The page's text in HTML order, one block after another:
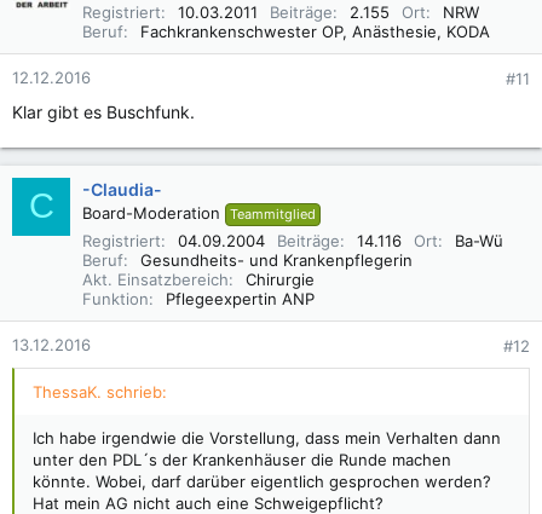
Registriert
10.03.2011 Beiträge 2.155 Ort
NRW
Beruf
Fachkrankenschwester OP, Anästhesie, KODA
12.12.2016 #11
Klar gibt es Buschfunk.
C -Claudia-
Board-Moderation Teammitglied
Registriert 04.09.2004 Beiträge 14.116 Ort
Ba-Wü
Beruf
Gesundheits- und Krankenpflegerin
Akt. Einsatzbereich
Chirurgie
Funktion
Pflegeexpertin ANP
13.12.2016 #12
ThessaK. schrieb:
Ich habe irgendwie die Vorstellung, dass mein Verhalten dann
unter den PDL´s der Krankenhäuser die Runde machen
könnte. Wobei, darf darüber eigentlich gesprochen werden?
Hat mein AG nicht auch eine Schweigepflicht?